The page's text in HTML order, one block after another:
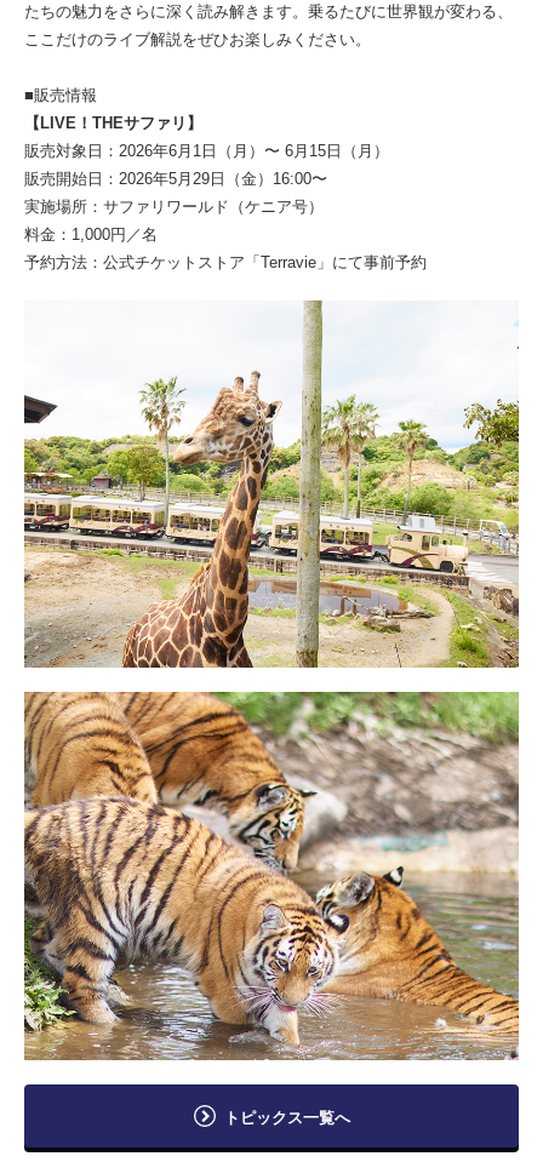
たちの魅力をさらに深く読み解きます。乗るたびに世界観が変わる、
ここだけのライブ解説をぜひお楽しみください。
■販売情報
【LIVE！THEサファリ】
販売対象日：2026年6月1日（月）〜 6月15日（月）
販売開始日：2026年5月29日（金）16:00〜
実施場所：サファリワールド（ケニア号）
料金：1,000円／名
予約方法：公式チケットストア「Terravie」にて事前予約
トピックス一覧へ